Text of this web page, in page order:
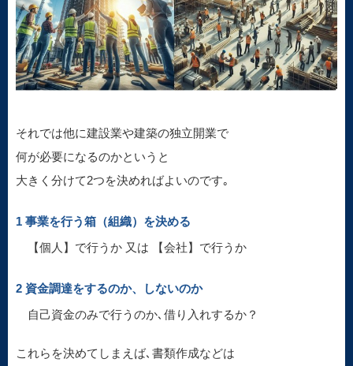
それでは他に建設業や建築の独立開業で
何が必要になるのかというと
大きく分けて2つを決めればよいのです｡
1 事業を行う箱（組織）を決める
【個人】で行うか 又は 【会社】で行うか
2 資金調達をするのか、しないのか
自己資金のみで行うのか､借り入れするか？
これらを決めてしまえば､書類作成などは